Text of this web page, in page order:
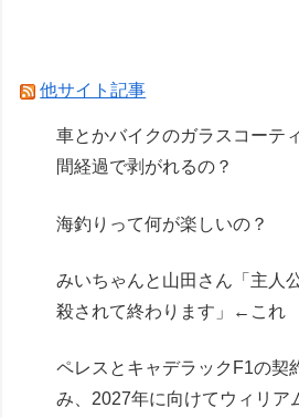
Powered by livedoor 相互RSS
他サイト記事
車とかバイクのガラスコーテ
間経過で剥がれるの？
海釣りって何が楽しいの？
みいちゃんと山田さん「主人
殺されて終わります」←これ
ペレスとキャデラックF1の契
み、2027年に向けてウィリア